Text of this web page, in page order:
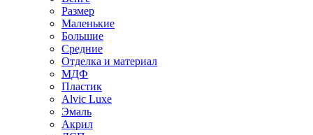
Размер
Маленькие
Большие
Средние
Отделка и материал
МДФ
Пластик
Alvic Luxe
Эмаль
Акрил